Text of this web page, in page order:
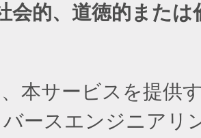
会的、道徳的また
本サービスを提供
ースエンジニアリ